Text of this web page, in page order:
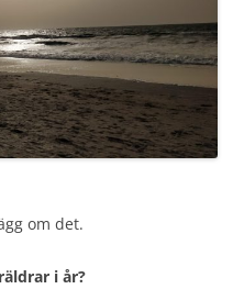
om det.
i år?